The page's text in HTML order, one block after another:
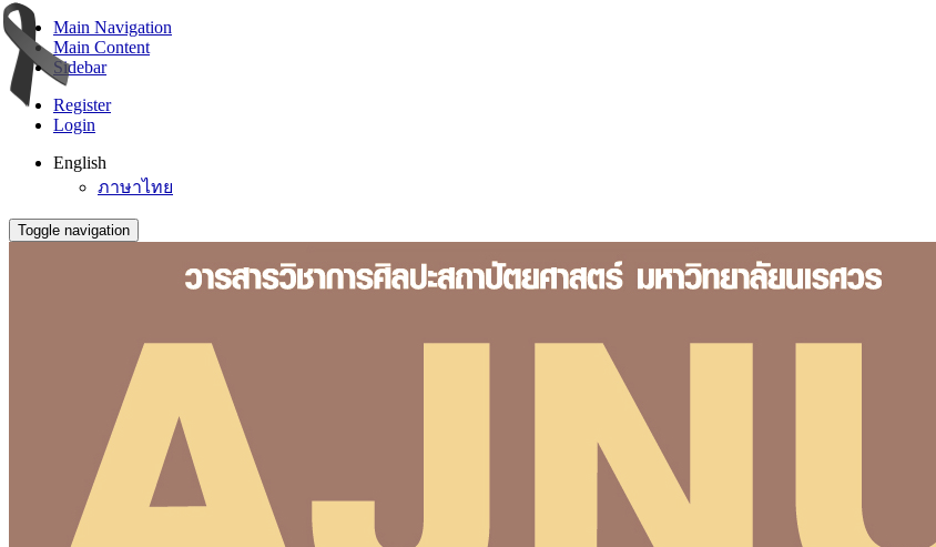
Main Navigation
Main Content
Sidebar
Register
Login
English
ภาษาไทย
Toggle navigation